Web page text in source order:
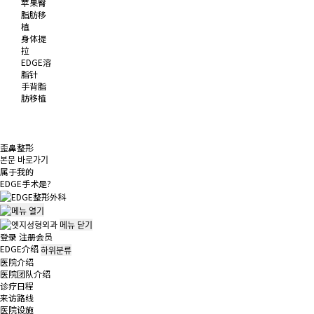
脂肪移
植
身体提
拉
EDGE溶
脂针
手背脂
肪移植
歪鼻整形
본문 바로가기
属于我的
EDGE手术是?
메뉴 닫기
登录 注册会员
EDGE介绍하위분류
医院介绍
医院团队介绍
诊疗日程
来访路线
医院设施